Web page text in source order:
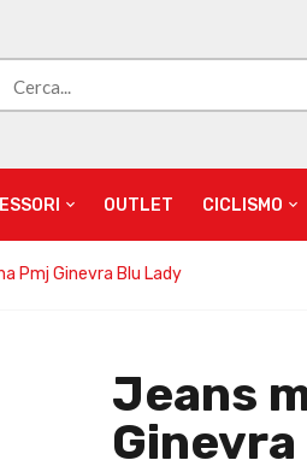
OUTLET CICLISMO
Pmj Ginevra Blu Lady
Jeans